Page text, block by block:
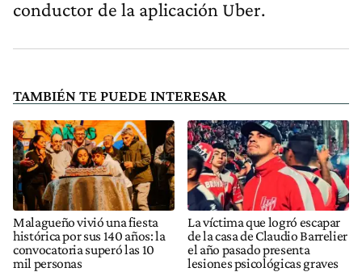
conductor de la aplicación Uber.
TAMBIÉN TE PUEDE INTERESAR
Malagueño vivió una fiesta
histórica por sus 140 años: la
convocatoria superó las 10
mil personas
La víctima que logró escapar
de la casa de Claudio Barrelier
el año pasado presenta
lesiones psicológicas graves